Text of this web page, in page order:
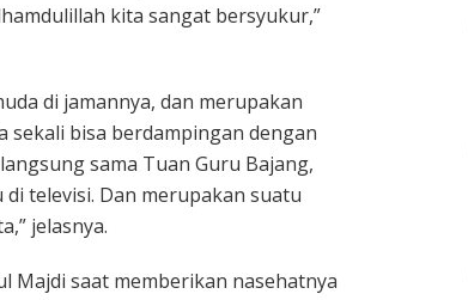
kita sangat bersyukur,”
di jamannya, dan merupakan
sekali bisa berdampingan dengan
sama Tuan Guru Bajang,
televisi. Dan merupakan suatu
jelasnya.
Majdi saat memberikan nasehatnya